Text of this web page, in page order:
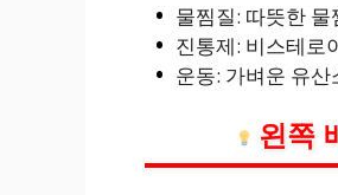
물찜질: 따뜻한
진통제: 비스테로
운동: 가벼운 유
왼쪽